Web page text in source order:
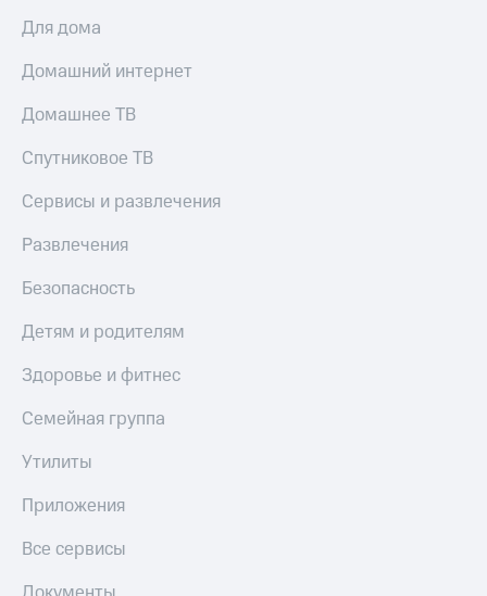
Для дома
Домашний интернет
Домашнее ТВ
Спутниковое ТВ
Сервисы и развлечения
Развлечения
Безопасность
Детям и родителям
Здоровье и фитнес
Семейная группа
Утилиты
Приложения
Все сервисы